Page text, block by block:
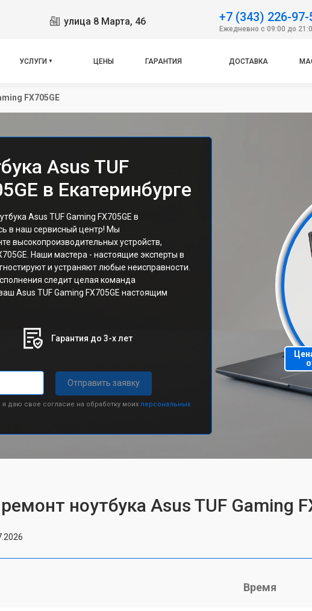
улица 8 Марта, 46 +7 (343) 226-97-
Ежедневно с 09:00 до
УСЛУГИ ЦЕНЫ ГАРАНТИЯ ДОСТАВКА
FX705GE
Asus TUF
в Екатеринбурге
Asus TUF Gaming FX705GE в
в наш сервисный центр! Мы
высокопроизводительных устройств,
Наши мастера - настоящие эксперты в
и устраняют любые неисправности.
следит целая команда
Asus TUF Gaming FX705GE настоящим
Гарантия до 3-х лет
Отправить заявку
даю свое согласие на обработку моих персональных
ноутбука Asus TUF Gaming
Время